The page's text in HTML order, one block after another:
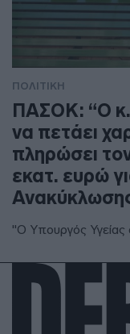
ΠΟΛΙΤΙΚΗ
ΠΑΣΟΚ: “Ο κ.
να πετάει
πληρώσει
εκατ. ευρώ
"Ο Υπουργός Υγείας